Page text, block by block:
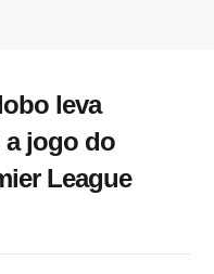
leva
a jogo do
League